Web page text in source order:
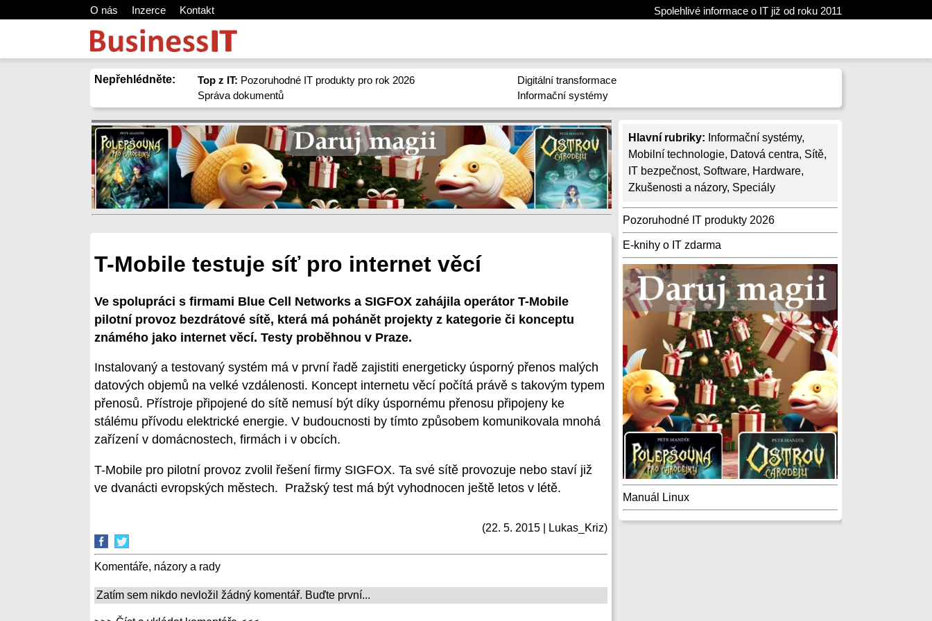
O nás Inzerce Kontakt Spolehlivé informace o IT již od roku 2011
Nepřehlédněte: Top z IT: Pozoruhodné IT produkty pro rok 2026
Správa dokumentů
Digitální transformace
Informační systémy
Hlavní rubriky: Informační systémy,
Mobilní technologie, Datová centra, Sítě,
IT bezpečnost, Software, Hardware,
Zkušenosti a názory, Speciály
Pozoruhodné IT produkty 2026
E-knihy o IT zdarma
Manuál Linux
T-Mobile testuje síť pro internet věcí
Ve spolupráci s firmami Blue Cell Networks a SIGFOX zahájila operátor T-Mobile
pilotní provoz bezdrátové sítě, která má pohánět projekty z kategorie či konceptu
známého jako internet věcí. Testy proběhnou v Praze.
Instalovaný a testovaný systém má v první řadě zajistiti energeticky úsporný přenos malých
datových objemů na velké vzdálenosti. Koncept internetu věcí počítá právě s takovým typem
přenosů. Přístroje připojené do sítě nemusí být díky úspornému přenosu připojeny ke
stálému přívodu elektrické energie. V budoucnosti by tímto způsobem komunikovala mnohá
zařízení v domácnostech, firmách i v obcích.
T-Mobile pro pilotní provoz zvolil řešení firmy SIGFOX. Ta své sítě provozuje nebo staví již
ve dvanácti evropských městech. Pražský test má být vyhodnocen ještě letos v létě.
(22. 5. 2015 | Lukas_Kriz)
Komentáře, názory a rady
Zatím sem nikdo nevložil žádný komentář. Buďte první...